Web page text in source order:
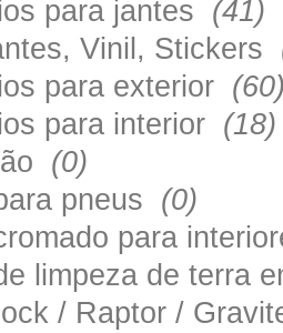
para jantes (41)
Vinil, Stickers
para exterior
para interior (18)
(0)
pneus (0)
para
limpeza de terra
/ Raptor /